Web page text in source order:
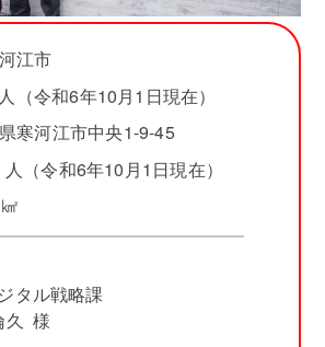
江市
（令和6年10月1日現在）
寒河江市中央1-9-45
（令和6年10月1日現在）
タル戦略課
久 様